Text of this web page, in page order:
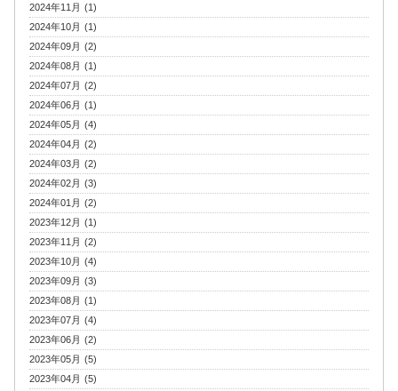
2024年11月 (1)
2024年10月 (1)
2024年09月 (2)
2024年08月 (1)
2024年07月 (2)
2024年06月 (1)
2024年05月 (4)
2024年04月 (2)
2024年03月 (2)
2024年02月 (3)
2024年01月 (2)
2023年12月 (1)
2023年11月 (2)
2023年10月 (4)
2023年09月 (3)
2023年08月 (1)
2023年07月 (4)
2023年06月 (2)
2023年05月 (5)
2023年04月 (5)